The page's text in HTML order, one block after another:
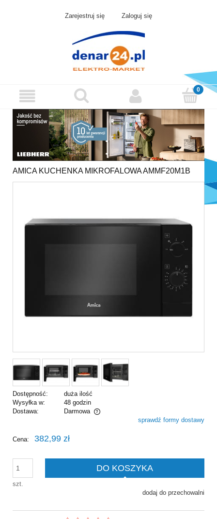
Zarejestruj się Zaloguj się
AMICA KUCHENKA MIKROFALOWA AMMF20M1B
Dostępność:
duża ilość
Wysyłka w:
48 godzin
Dostawa:
Darmowa
Cena nie zawiera ewentualnych kosztów płatnościsprawdź formy dostawy
Cena: 382,99 zł
szt.
DO KOSZYKA
dodaj do przechowalni